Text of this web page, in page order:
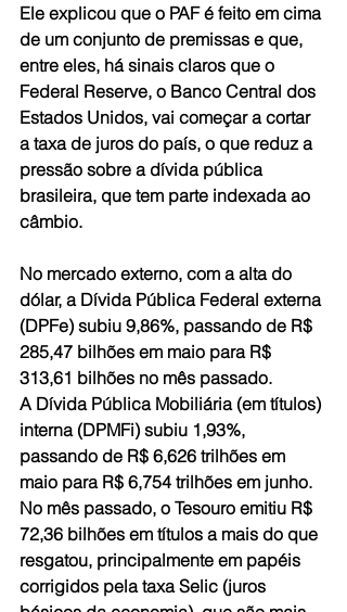
Ele explicou que o PAF é feito em cima
de um conjunto de premissas e que,
entre eles, há sinais claros que o
Federal Reserve, o Banco Central dos
Estados Unidos, vai começar a cortar
a taxa de juros do país, o que reduz a
pressão sobre a dívida pública
brasileira, que tem parte indexada ao
câmbio.
No mercado externo, com a alta do
dólar, a Dívida Pública Federal externa
(DPFe) subiu 9,86%, passando de R$
285,47 bilhões em maio para R$
313,61 bilhões no mês passado.
A Dívida Pública Mobiliária (em títulos)
interna (DPMFi) subiu 1,93%,
passando de R$ 6,626 trilhões em
maio para R$ 6,754 trilhões em junho.
No mês passado, o Tesouro emitiu R$
72,36 bilhões em títulos a mais do que
resgatou, principalmente em papéis
corrigidos pela taxa Selic (juros